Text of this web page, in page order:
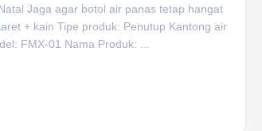
Jaga agar botol air panas tetap hangat
+ kain Tipe produk: Penutup Kantong air
FMX-01 Nama Produk: ...